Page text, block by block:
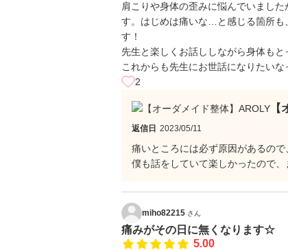
肩こりや身体の歪みに悩んでいまし
す。はじめは痛いな…と感じる箇所も
す！
先生と楽しくお話ししながら身体も
これからも先生にお世話になりたいな
2
返信日 2023/05/11
痛いところには必ず原因があるの
僕も話をしていて楽しかったので、
miho82215 さん
痛みがその日に無くなります☆
5.00